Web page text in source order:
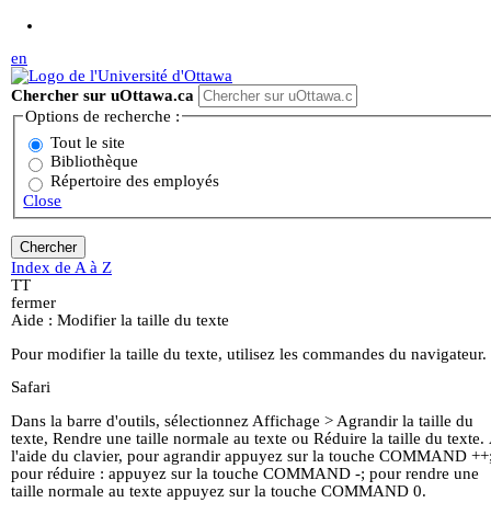
en
Chercher sur uOttawa.ca
Options de recherche :
Tout le site
Bibliothèque
Répertoire des employés
Close
Index de A à Z
TT
fermer
Aide : Modifier la taille du texte
Pour modifier la taille du texte, utilisez les commandes du navigateur.
Safari
Dans la barre d'outils, sélectionnez Affichage > Agrandir la taille du
texte, Rendre une taille normale au texte ou Réduire la taille du texte.
l'aide du clavier, pour agrandir appuyez sur la touche COMMAND
pour réduire : appuyez sur la touche COMMAND -; pour rendre une
taille normale au texte appuyez sur la touche COMMAND 0.